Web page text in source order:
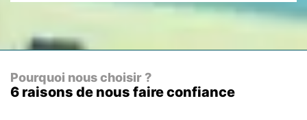
Pourquoi nous choisir ?
6 raisons de nous faire confiance